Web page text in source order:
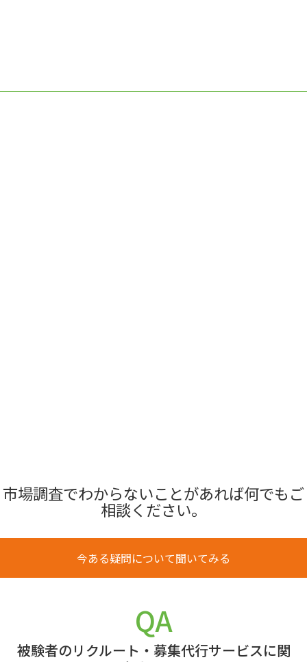
市場調査でわからないことがあれば何でもご
相談ください。
今ある疑問について聞いてみる
QA
被験者のリクルート・募集代行サービスに関